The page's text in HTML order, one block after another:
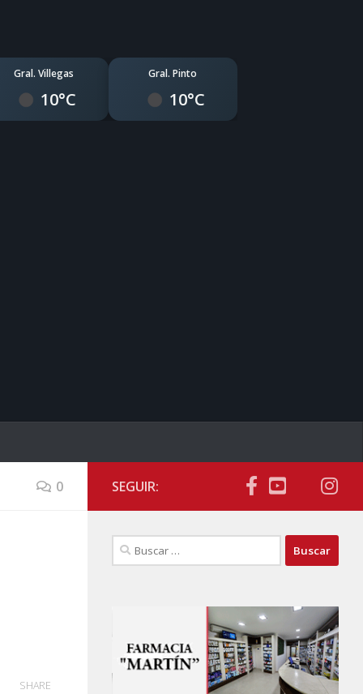
Gral. Villegas
10°C
Gral. Pinto
10°C
0
SHARE
SEGUIR:
Buscar: